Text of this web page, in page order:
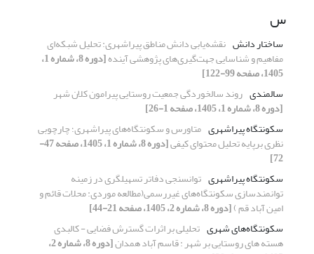
س
ساختار دانش نقشه‌یابی دانش مناطق پیراشهری: تحلیل شبکه‌ای
مفاهیم و شناسایی جهت‌گیری‌های پژوهشی آینده [دوره 8، شماره 1،
1405، صفحه 99-122]
سالمندی روند سالخوردگی جمعیت روستایی پیرامون کلان شهر
[دوره 8، شماره 1، 1405، صفحه 1-26]
سکونتگاه پیراشهری متاورس و سکونتگاه‌های پیراشهری؛ چارچوبی
نظری برپایه تحلیل محتوای کیفی [دوره 8، شماره 1، 1405، صفحه 47-
72]
سکونتگاه پیراشهری توانسنجی دفاتر تسهیلگری در زمینه
توانمندسازی سکونتگاه‌های غیررسمی(مطالعه موردی: محلات قائم و
امین آباد قم )[دوره 8، شماره 2، 1405، صفحه 21-44]
سکونتگاه‌های شهری تحلیلی بر اثرات گسترش فضایی - کالبدی
هسته های روستایی بر شهر : قاسم آباد همدان [دوره 8، شماره 2،